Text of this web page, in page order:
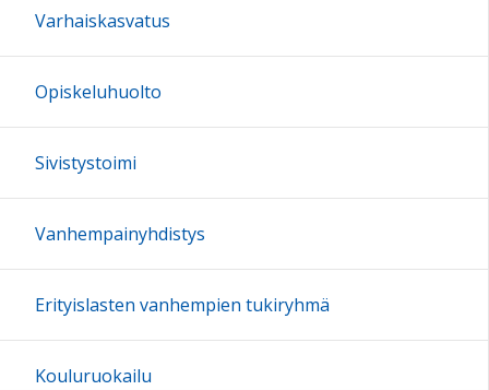
Varhaiskasvatus
Opiskeluhuolto
Sivistystoimi
Vanhempainyhdistys
Erityislasten vanhempien tukiryhmä
Kouluruokailu